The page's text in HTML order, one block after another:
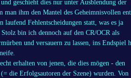
geschieht dies nur unter Ausblendung der
man ihm den Mantel des Geheimnisvollen
laufend Fehlentscheidungen statt, was es ja
bin ich dennoch auf den CR/OCR als
und versauern zu lassen, ins Endspiel
erhalten von jenen, die dies mögen - den
die Erfolgsautoren der Szene) wurden. Von